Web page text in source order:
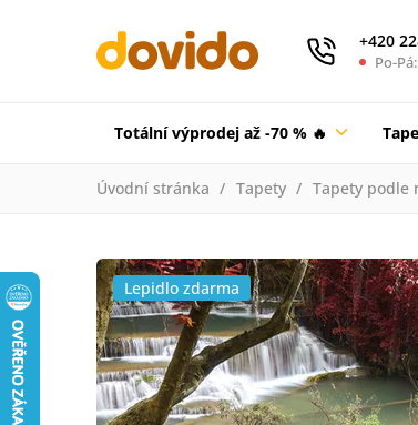
+420
Po-
Totální výprodej až -70 % 🔥
Úvodní stránka Tapety Tapety podle
Lepidlo zdarma